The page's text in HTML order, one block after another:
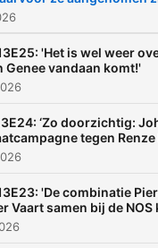
'Het is wel weer
Genee vandaan komt!'
‘Zo doorzichtig:
tegen Renze
'De combinatie
Vaart samen bij de